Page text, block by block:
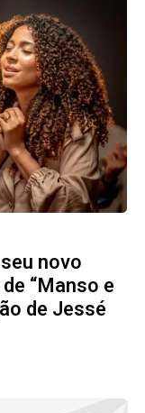
novo
“Manso e
de Jessé